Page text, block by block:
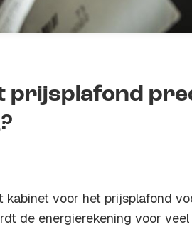
prijsplafond
kabinet voor het prijsplafond
de energierekening voor veel